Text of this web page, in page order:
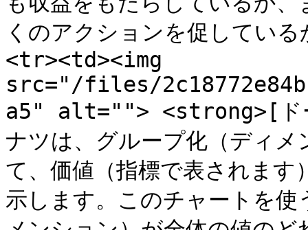
くのアクションを促してい
<tr><td><img
src="/files/
a5" alt=""> <strong>[ド
ナツは、グループ化（ディ
て、価値（指標で表されま
示します。このチャートを